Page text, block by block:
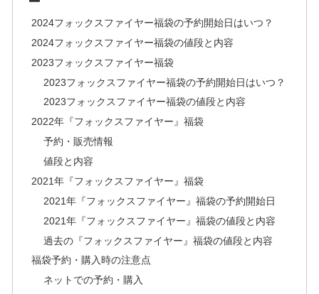
2024フォックスファイヤー福袋の予約開始日はいつ？
2024フォックスファイヤー福袋の値段と内容
2023フォックスファイヤー福袋
2023フォックスファイヤー福袋の予約開始日はいつ？
2023フォックスファイヤー福袋の値段と内容
2022年『フォックスファイヤー』福袋
予約・販売情報
値段と内容
2021年『フォックスファイヤー』福袋
2021年『フォックスファイヤー』福袋の予約開始日
2021年『フォックスファイヤー』福袋の値段と内容
過去の『フォックスファイヤー』福袋の値段と内容
福袋予約・購入時の注意点
ネットでの予約・購入